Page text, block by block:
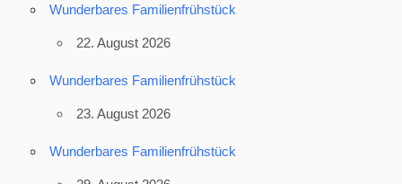
Wunderbares Familienfrühstück
22. August 2026
Wunderbares Familienfrühstück
23. August 2026
Wunderbares Familienfrühstück